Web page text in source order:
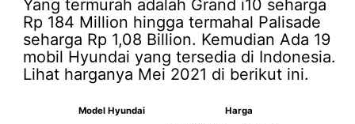
Yang termurah adalah Grand i10 seharga
Rp 184 Million hingga termahal Palisade
seharga Rp 1,08 Billion. Kemudian Ada 19
mobil Hyundai yang tersedia di Indonesia.
Lihat harganya Mei 2021 di berikut ini.
Model Hyundai Harga